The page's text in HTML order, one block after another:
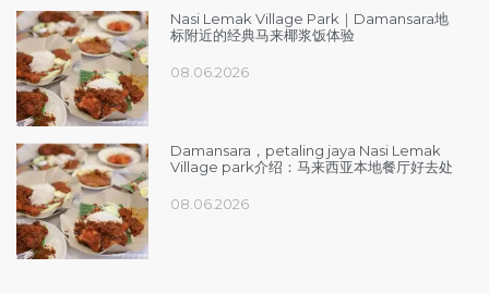
Nasi Lemak Village Park｜Damansara地
标附近的经典马来椰浆饭体验
08.06.2026
Damansara，petaling jaya Nasi Lemak
Village park介绍：马来西亚本地餐厅好去处
08.06.2026